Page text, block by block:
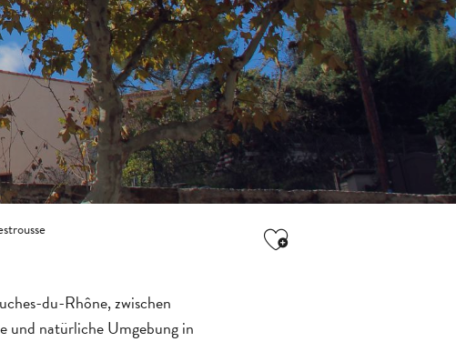
du-Rhône, zwischen
und natürliche Umgebung in
Ajouter aux